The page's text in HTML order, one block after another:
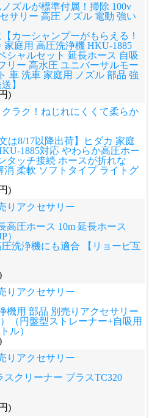
ズルが標準付属！掃除 100v
サリー 高圧 ノズル 電動 強い
【カーシャンプーがもらえる！
家庭用 高圧洗浄機 HKU-1885
シャルセット 延長ホース 自吸
リー 高水圧 ユニバーサルモー
車 洗車 家庭用 ノズル 部品 強
】
)
ラク！ねじれにくくて柔らか
は8/17以降出荷】ヒダカ 家庭
1885対応 やわらか高圧ホー
タッチ接続 ホースが折れな
消 柔軟 ソフトタイプ ライトグ
)
りアクセサリー
高圧ホース 10m 延長ホース
）
洗浄機にも適合 【リョービ互
りアクセサリー
機用 部品 別売りアクセサリー
（円盤型ストレーナー+自吸用
ル）
りアクセサリー
スクリーナー プラスTC320
)